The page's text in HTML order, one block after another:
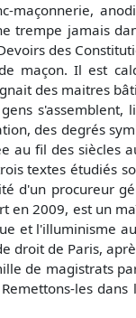
maçonnerie,
trempe jamais
des
maçon. Il est
des maitres
des degrés
au fil des
textes étudiés
d'un procureur
en 2009, est un
et l'illuminisme
droit de Paris,
de magistrats
les